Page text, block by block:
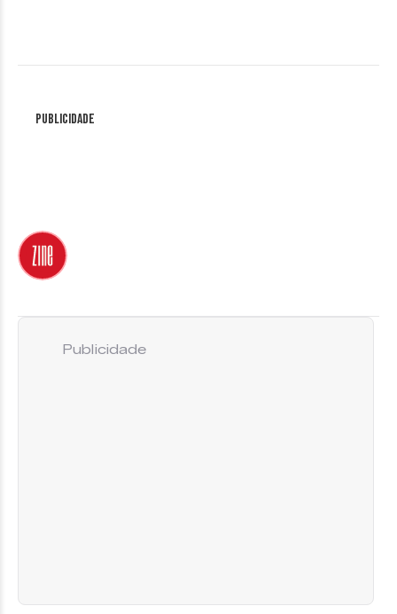
Publicidade
Publicidade